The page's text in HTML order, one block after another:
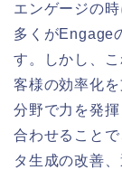
エンゲージの
多くがEngage
す。しかし、
客様の効率化
分野で力を発
合わせること
タ生成の改善